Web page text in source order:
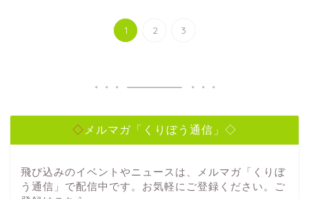
1 2 3
◇メルマガ「くりぼう通信」◇
飛び込みのイベントやニュースは、メルマガ「くりぼ
う通信」で配信中です。お気軽にご登録ください。ご